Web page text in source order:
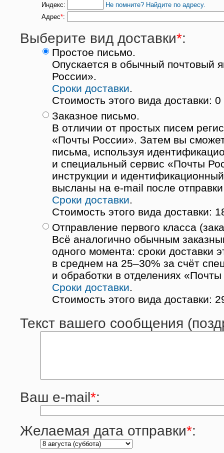
Индекс:
Не помните? Найдите по адресу.
Адрес*:
Выберите вид доставки*:
Простое письмо.
Опускается в обычный почтовый
России».
Сроки доставки
Стоимость этого вида доставки: 0
Заказное письмо.
В отличии от простых писем
«Почты России». Затем вы
письма, используя
и специальный сервис «Почты
инструкции и
высланы на e-mail после
Сроки доставки
Стоимость этого вида доставки:
Отправление первого класса
Всё аналогично обычным
одного момента: сроки доставки
в среднем на 25–30% за счёт
и обработки в отделениях
Сроки доставки
Стоимость этого вида доставки:
Текст вашего сообщения
Ваш e-mail*:
Желаемая дата отправки*: